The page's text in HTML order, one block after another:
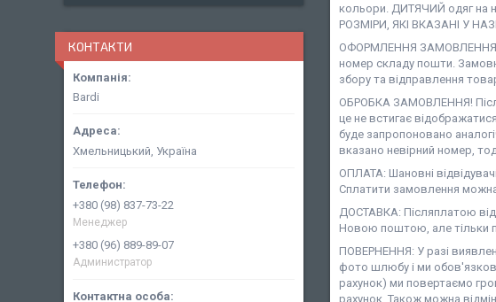
кольори. ДИТЯЧИЙ одяг на
РОЗМІРИ, ЯКІ ВКАЗАНІ У
ОФОРМЛЕННЯ ЗАМОВЛЕННЯ:
номер складу пошти.
збору та відправлення
ОБРОБКА ЗАМОВЛЕННЯ!
це не встигає
буде запропоновано
вказано невірний номер,
ОПЛАТА: Шановні
Сплатити замовлення можна
ДОСТАВКА: Післяплатою
Новою поштою, але тільки
ПОВЕРНЕННЯ: У разі
фото шлюбу і ми
рахунок) ми повертаємо
рахунок. Також можна
КОНТАКТИ
Bardi
Хмельницький, Україна
+380 (98) 837-73-22
Менеджер
+380 (96) 889-89-07
Администратор